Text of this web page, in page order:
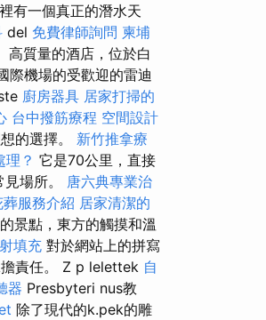
有一個真正的潛水天
del 免費律師詢問 柬埔
高質量的酒店，位於白
際機場的受歡迎的雷迪
廚房器具 居家打掃的
台中撥筋療程 空間設計
的選擇。 新竹推拿療
理？ 它是70公里，直接
場所。 唐六典專業治
服務介紹 居家清潔的
景點，東方的觸摸和溫
填充 對於網站上的拼寫
擔責任。 Z p lelettek 自
器 Presbyteri nus教
除了現代的k.pek的雕